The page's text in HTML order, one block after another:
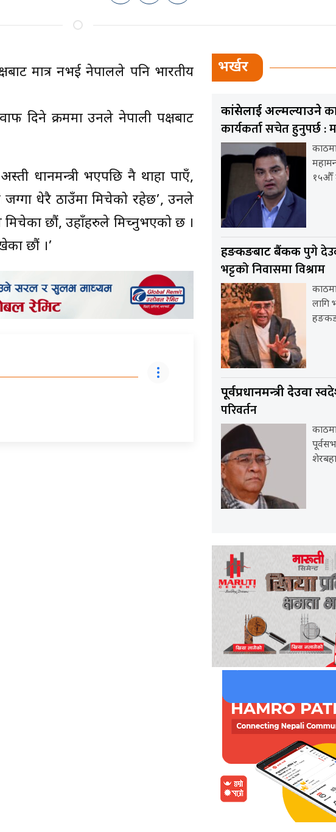
मात्र नभई नेपालले पनि भारतीय
दिने क्रममा उनले नेपाली पक्षबाट
प्रधानमन्त्री भएपछि नै थाहा पाएँ,
जग्गा धेरै ठाउँमा मिचेको रहेछ’, उनले
मिचेका छौं, उहाँहरुले मिच्नुभएको छ ।
छौं ।’
भर्खर
कांग्रेसलाई अल्मल्याउने
कार्यकर्ता सचेत हुनुपर्छ :
१५औँ
हङकङबाट बैंककपुगे
भट्टको निवासमा विश्राम
लागि
पूर्वप्रधानमन्त्री देउवा
परिवर्तन